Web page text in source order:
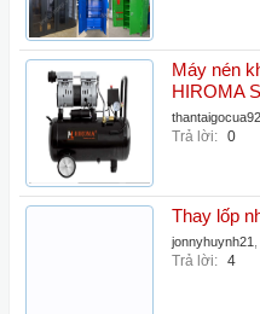
Máy nén
HIROMA
thantaigocua92
Trả lời: 0
Thay lốp
jonnyhuynh21
Trả lời: 4